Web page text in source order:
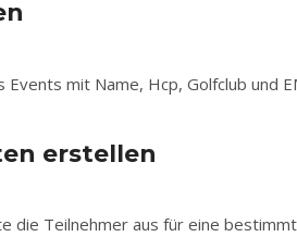
Events mit Name, Hcp, Golfclub und
erstellen
die Teilnehmer aus für eine